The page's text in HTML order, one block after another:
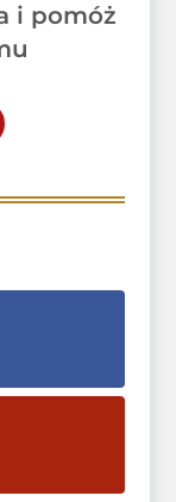
i pomóż